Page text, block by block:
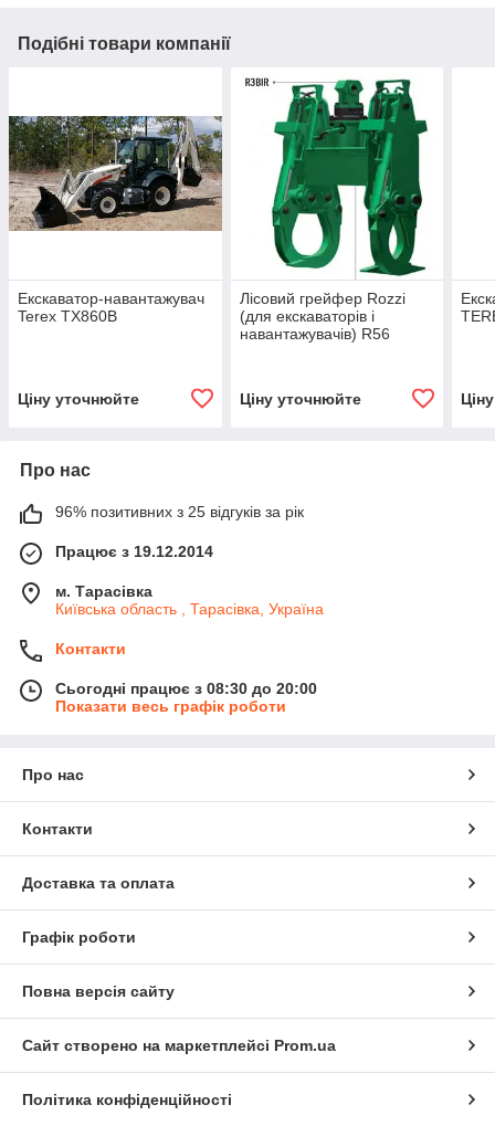
Подібні товари компанії
Екскаватор-навантажувач
Terex TX860B
Ціну уточнюйте
Лісовий грейфер Rozzi
(для екскаваторів і
навантажувачів) R56
Ціну уточнюйте
Про нас
96% позитивних з 25 відгуків за рік
Працює з 19.12.2014
м. Тарасівка
Київська область , Тарасівка, Україна
Контакти
Сьогодні працює з 08:30 до 20:00
Показати весь графік роботи
Про нас
Контакти
Доставка та оплата
Графік роботи
Повна версія сайту
Сайт створено на маркетплейсі Prom.ua
Політика конфіденційності